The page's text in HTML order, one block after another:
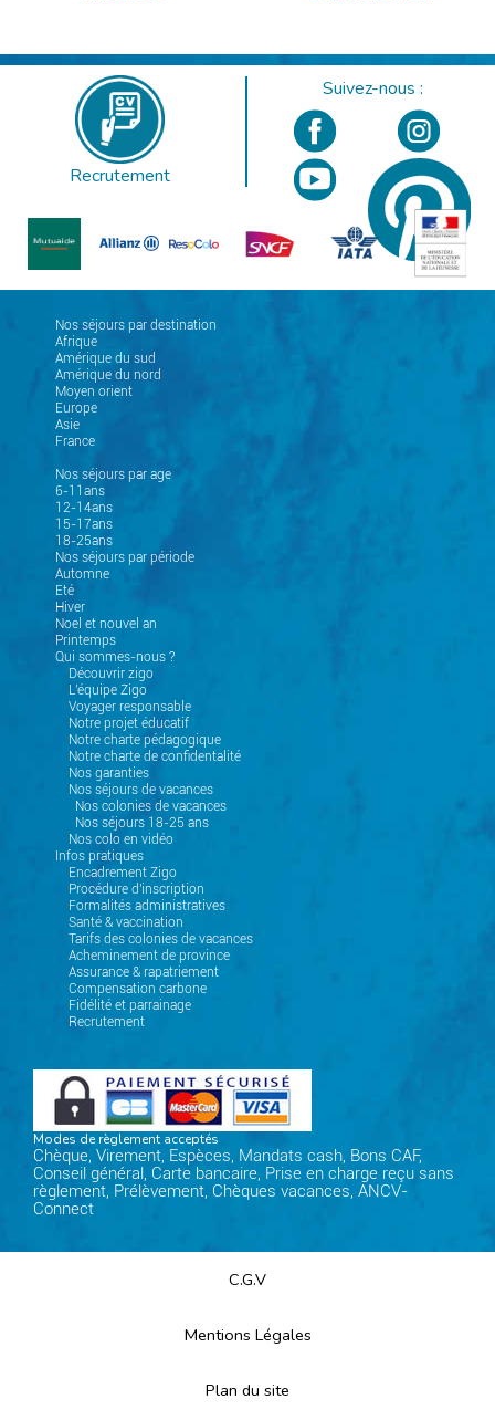
Recrutement
Suivez-nous :
Nos séjours par destination
Afrique
Amérique du sud
Amérique du nord
Moyen orient
Europe
Asie
France
Nos séjours par age
6-11ans
12-14ans
15-17ans
18-25ans
Nos séjours par période
Automne
Eté
Hiver
Noel et nouvel an
Printemps
Qui sommes-nous ?
Découvrir zigo
L'équipe Zigo
Voyager responsable
Notre projet éducatif
Notre charte pédagogique
Notre charte de confidentalité
Nos garanties
Nos séjours de vacances
Nos colonies de vacances
Nos séjours 18-25 ans
Nos colo en vidéo
Infos pratiques
Encadrement Zigo
Procédure d'inscription
Formalités administratives
Santé & vaccination
Tarifs des colonies de vacances
Acheminement de province
Assurance & rapatriement
Compensation carbone
Fidélité et parrainage
Recrutement
Modes de règlement acceptés
Chèque, Virement, Espèces, Mandats cash, Bons CAF,
Conseil général, Carte bancaire, Prise en charge reçu sans
règlement, Prélèvement, Chèques vacances, ANCV-
Connect
C.G.V
Mentions Légales
Plan du site